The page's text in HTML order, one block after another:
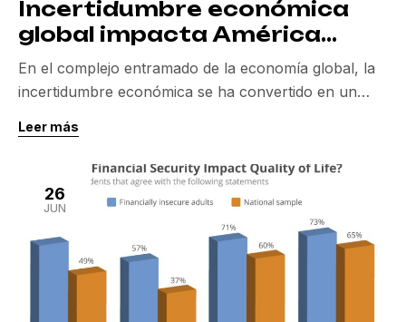
Incertidumbre económica
global impacta América
Latina, según expertos
En el complejo entramado de la economía global, la
incertidumbre económica se ha convertido en un
especialmente reveladores, mostrando cómo la
incertidumbre económica generada principalmente
por políticas de Estados Unidos está teniendo un
impacto significativo en América Latina. En una
reciente entrevista en el programa GloboEconomía
de CNN […]
Leer más
26
JUN